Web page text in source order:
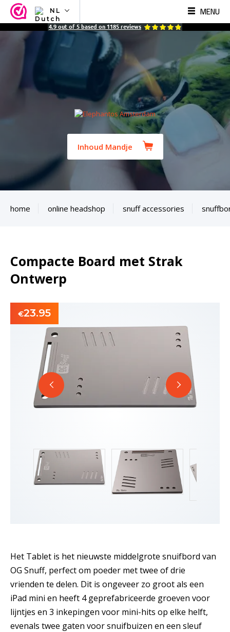
NL
NL
ES
MENU
4.9 out of 5 based on 1185 reviews
Inhoud Mandje
home online headshop snuff accessories
Compacte Board met Strak
Ontwerp
€23.95
Het Tablet is het nieuwste middelgrote snuifbord van
OG Snuff, perfect om poeder met twee of drie
vrienden te delen. Dit is ongeveer zo groot als een
iPad mini en heeft 4 geprefabriceerde groeven voor
lijntjes en 3 inkepingen voor mini-hits op elke helft,
evenals twee gaten voor snuifbuizen en een sleuf